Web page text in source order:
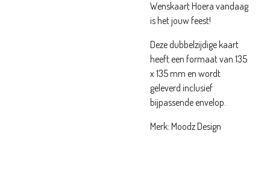
Wenskaart Hoera vandaag
is het jouw feest!
Deze dubbelzijdige kaart
heeft een formaat van 135
x 135 mm en wordt
geleverd inclusief
bijpassende envelop.
Merk: Moodz Design